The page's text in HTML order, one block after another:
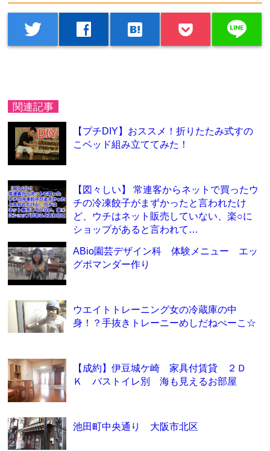
twitter facebook hatenabookmark line
関連記事
【プチDIY】おススメ！折りたたみ式すの
こベッド組み立ててみた！
【図々しい】 常連客からネットで買ったウ
チの冷凍餃子がまずかったと言われたけ
ど、ウチはネット販売していない、楽○に
ショップがあると言われて…
ABio園芸デザイン科 体験メニュー エッ
グポマンダー作り
ウエイトトレーニング女の冷蔵庫の中
身！？手抜きトレーニーめしだねぺーこ☆
【成約】伊豆城ケ崎 家具付賃貸 ２Ｄ
Ｋ バストイレ別 海も見えるお部屋
池田町中央通り 大阪市北区